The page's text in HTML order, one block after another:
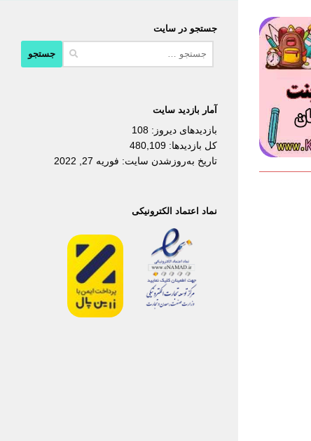
جستجو در سایت
آمار بازدید سایت
بازدیدهای دیروز: 108
کل بازدیدها: 480,109
تاریخ به‌روزشدن سایت: فوریه 27, 2022
نماد اعتماد الکترونیکی